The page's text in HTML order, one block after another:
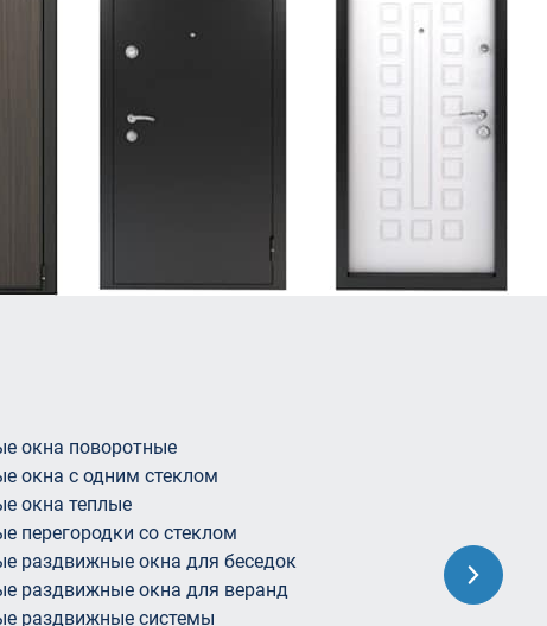
террас
деревянных окон
группы
витражи
остекление лоджий
дома
лоджии